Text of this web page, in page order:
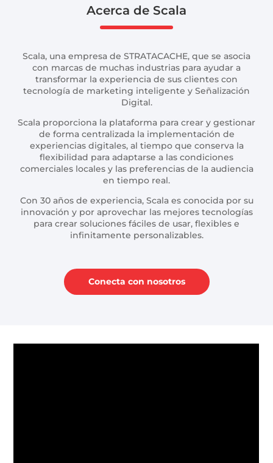
Acerca de Scala
Scala, una empresa de STRATACACHE, que se asocia
con marcas de muchas industrias para ayudar a
transformar la experiencia de sus clientes con
tecnología de marketing inteligente y Señalización
Digital.
Scala proporciona la plataforma para crear y gestionar
de forma centralizada la implementación de
experiencias digitales, al tiempo que conserva la
flexibilidad para adaptarse a las condiciones
comerciales locales y las preferencias de la audiencia
en tiempo real.
Con 30 años de experiencia, Scala es conocida por su
innovación y por aprovechar las mejores tecnologías
para crear soluciones fáciles de usar, flexibles e
infinitamente personalizables.
Conecta con nosotros